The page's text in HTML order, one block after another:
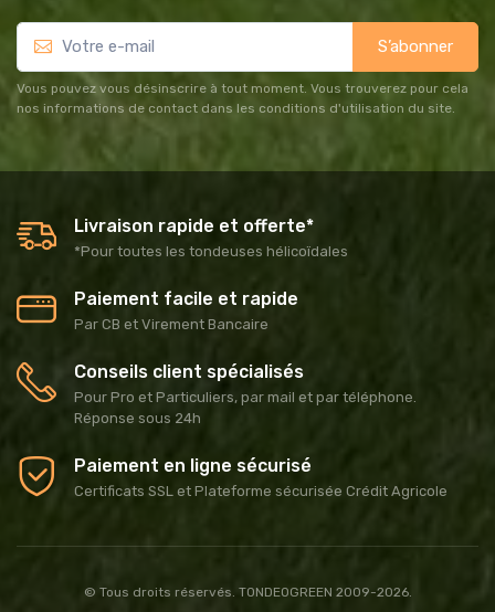
S’abonner
Vous pouvez vous désinscrire à tout moment. Vous trouverez pour cela
nos informations de contact dans les conditions d'utilisation du site.
Livraison rapide et offerte*
*Pour toutes les tondeuses hélicoïdales
Paiement facile et rapide
Par CB et Virement Bancaire
Conseils client spécialisés
Pour Pro et Particuliers, par mail et par téléphone.
Réponse sous 24h
Paiement en ligne sécurisé
Certificats SSL et Plateforme sécurisée Crédit Agricole
© Tous droits réservés. TONDEOGREEN 2009-2026.